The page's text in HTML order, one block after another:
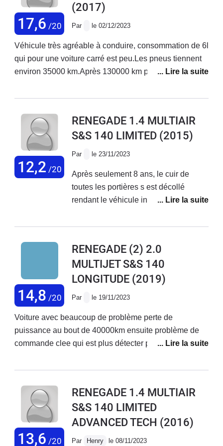
17,6 /20
(2017)
Par le 02/12/2023
Véhicule très agréable à conduire, consommation de 6l
qui pour une voiture carré est peu.Les pneus tiennent
environ 35000 km.Après 130000 km pas de gros
12,2 /20
RENEGADE 1.4 MULTIAIR
S&S 140 LIMITED (2015)
Par le 23/11/2023
Après seulement 8 ans, le cuir de
toutes les portières s est décollé
rendant le véhicule inutilisable et
que c'était normal pour un véhicule de
Un véhicule à 35000 € est-il un
véhicule jetable au bout de 8 ans?
C'est une aberration.
14,8 /20
RENEGADE (2) 2.0
MULTIJET S&S 140
LONGITUDE (2019)
Par le 19/11/2023
Voiture avec beaucoup de problème perte de
puissance au bout de 40000km ensuite problème de
commande clee qui est plus détecter par la voiture
13,6 /20
RENEGADE 1.4 MULTIAIR
S&S 140 LIMITED
ADVANCED TECH (2016)
Par Henry le 08/11/2023